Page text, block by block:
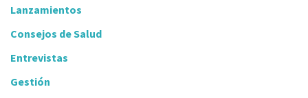
Lanzamientos
Consejos de Salud
Entrevistas
Gestión